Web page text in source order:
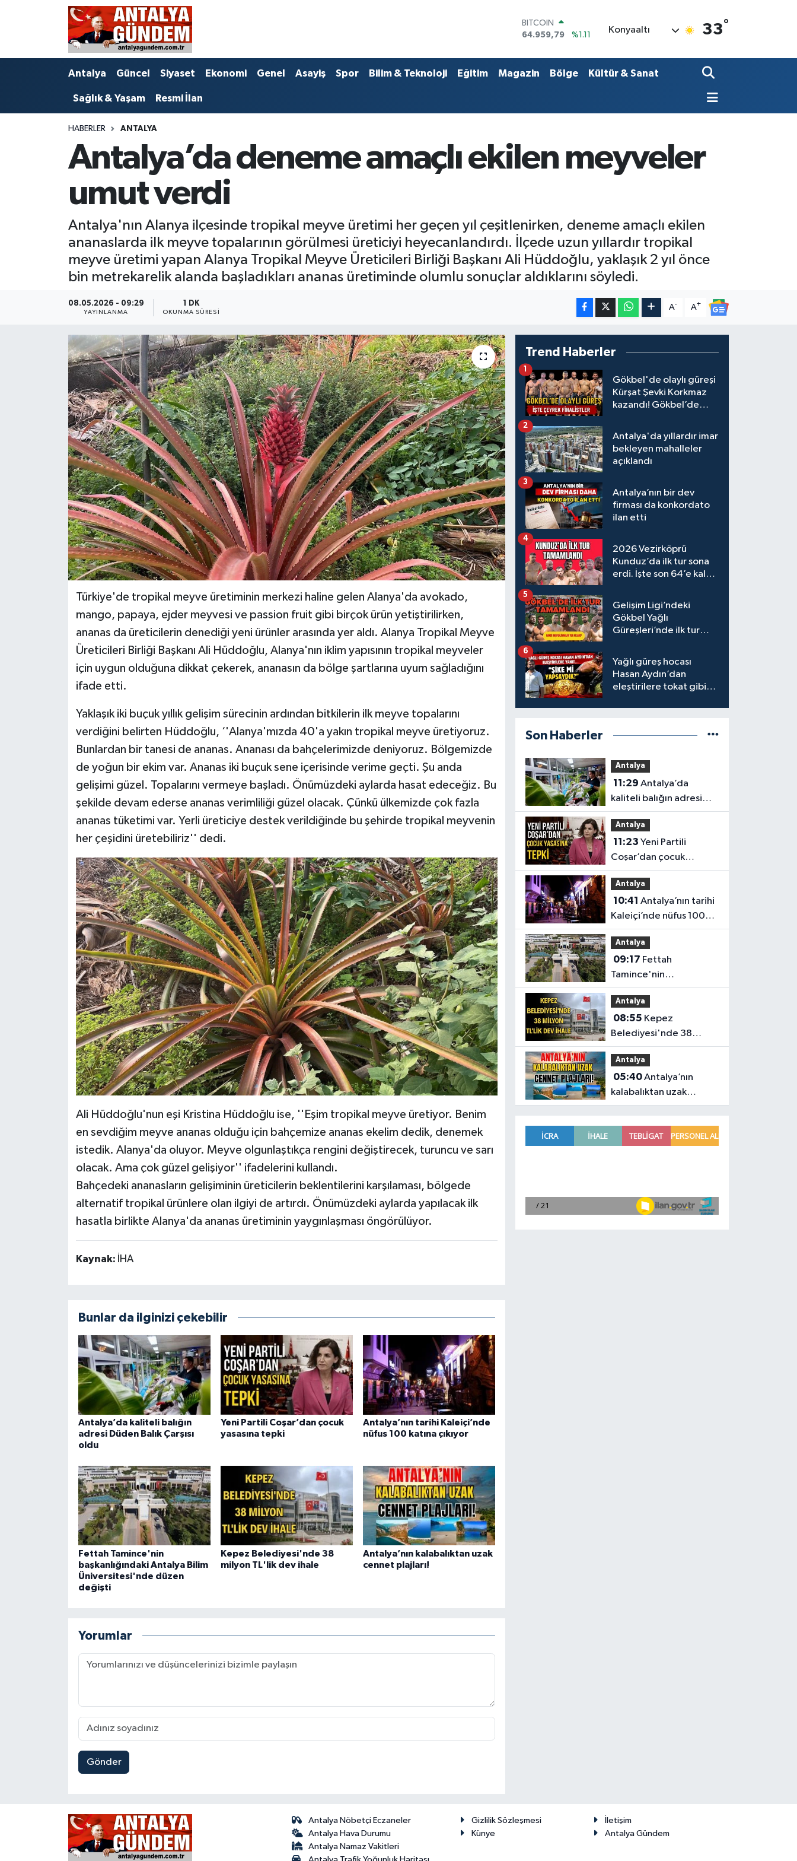
DOLAR
47,7436
%0.18
55,2510
%0.32
STERLİN
Konyaaltı 33°
Antalya Güncel Siyaset Ekonomi Genel Asayiş Spor Bilim & Teknoloji Eğitim Magazin Bölge Kültür & Sanat
Sağlık & Yaşam Resmi İlan
HABERLER ANTALYA
Antalya’da deneme amaçlı ekilen meyveler
umut verdi
Antalya'nın Alanya ilçesinde tropikal meyve üretimi her geçen yıl çeşitlenirken, deneme amaçlı ekilen
ananaslarda ilk meyve topalarının görülmesi üreticiyi heyecanlandırdı. İlçede uzun yıllardır tropikal
meyve üretimi yapan Alanya Tropikal Meyve Üreticileri Birliği Başkanı Ali Hüddoğlu, yaklaşık 2 yıl önce
bin metrekarelik alanda başladıkları ananas üretiminde olumlu sonuçlar aldıklarını söyledi.
08.05.2026 - 09:29
YAYINLANMA
1 DK
OKUNMA SÜRESI
A- A+
Türkiye'de tropikal meyve üretiminin merkezi haline gelen Alanya'da avokado,
mango, papaya, ejder meyvesi ve passion fruit gibi birçok ürün yetiştirilirken,
ananas da üreticilerin denediği yeni ürünler arasında yer aldı. Alanya Tropikal Meyve
Üreticileri Birliği Başkanı Ali Hüddoğlu, Alanya'nın iklim yapısının tropikal meyveler
için uygun olduğuna dikkat çekerek, ananasın da bölge şartlarına uyum sağladığını
ifade etti.
Yaklaşık iki buçuk yıllık gelişim sürecinin ardından bitkilerin ilk meyve topalarını
verdiğini belirten Hüddoğlu, ‘'Alanya'mızda 40'a yakın tropikal meyve üretiyoruz.
Bunlardan bir tanesi de ananas. Ananası da bahçelerimizde deniyoruz. Bölgemizde
de yoğun bir ekim var. Ananas iki buçuk sene içerisinde verime geçti. Şu anda
gelişimi güzel. Topalarını vermeye başladı. Önümüzdeki aylarda hasat edeceğiz. Bu
şekilde devam ederse ananas verimliliği güzel olacak. Çünkü ülkemizde çok fazla
ananas tüketimi var. Yerli üreticiye destek verildiğinde bu şehirde tropikal meyvenin
her çeşidini üretebiliriz'' dedi.
Ali Hüddoğlu'nun eşi Kristina Hüddoğlu ise, ''Eşim tropikal meyve üretiyor. Benim
en sevdiğim meyve ananas olduğu için bahçemize ananas ekelim dedik, denemek
istedik. Alanya'da oluyor. Meyve olgunlaştıkça rengini değiştirecek, turuncu ve sarı
olacak. Ama çok güzel gelişiyor'' ifadelerini kullandı.
Bahçedeki ananasların gelişiminin üreticilerin beklentilerini karşılaması, bölgede
alternatif tropikal ürünlere olan ilgiyi de artırdı. Önümüzdeki aylarda yapılacak ilk
hasatla birlikte Alanya'da ananas üretiminin yaygınlaşması öngörülüyor.
Kaynak: İHA
Bunlar da ilginizi çekebilir
Antalya’da kaliteli balığın
adresi Düden Balık Çarşısı
oldu
Yeni Partili Coşar’dan çocuk
yasasına tepki
Antalya’nın tarihi Kaleiçi’nde
nüfus 100 katına çıkıyor
Fettah Tamince'nin
başkanlığındaki Antalya Bilim
Üniversitesi'nde düzen
değişti
Kepez Belediyesi'nde 38
milyon TL'lik dev ihale
Antalya’nın kalabalıktan uzak
cennet plajları!
Yorumlar
Gönder
Trend Haberler
Gökbel'de olaylı güreşi
Kürşat Şevki Korkmaz
kazandı! Gökbel’de
Gürbüz elendi!
1
Antalya'da yıllardır imar
bekleyen mahalleler
açıklandı
2
Antalya’nın bir dev
firması da konkordato
ilan etti
3
2026 Vezirköprü
Kunduz’da ilk tur sona
erdi. İşte son 64’e kalan
4
Gelişim Ligi’ndeki
Gökbel Yağlı
Güreşleri’nde ilk tur
5
Yağlı güreş hocası
Hasan Aydın’dan
eleştirilere tokat gibi
6
Son Haberler
Antalya
11:29
kaliteli balığın adresi
Düden Balık Çarşısı oldu
Antalya
11:23
Coşar’dan çocuk
yasasına tepki
Antalya
10:41
Kaleiçi’nde nüfus 100
katına çıkıyor
Antalya
09:17
Tamince'nin
başkanlığındaki Antalya
Bilim Üniversitesi'nde
düzen değişti
Antalya
08:55
Belediyesi'nde 38
milyon TL'lik dev ihale
Antalya
05:40Antalya’nın
kalabalıktan uzak
cennet plajları!
Antalya Nöbetçi Eczaneler
Antalya Hava Durumu
Antalya Namaz Vakitleri
Gizlilik Sözleşmesi
İletişim
Künye
Antalya Gündem
Antalya
Bilim & Teknoloji
EĞİTİM
Görüntülü Haber
Kültür & Sanat
Magazin
Resmi İlan
Sağlık & Yaşam
Siyaset
Antalya Nöbetçi Eczaneler
Antalya Hava Durumu
Antalya Namaz Vakitleri
Süper Lig Puan Durumu ve Fikstür
Tüm Manşetler
Son Dakika Haberleri
Haber Arşivi